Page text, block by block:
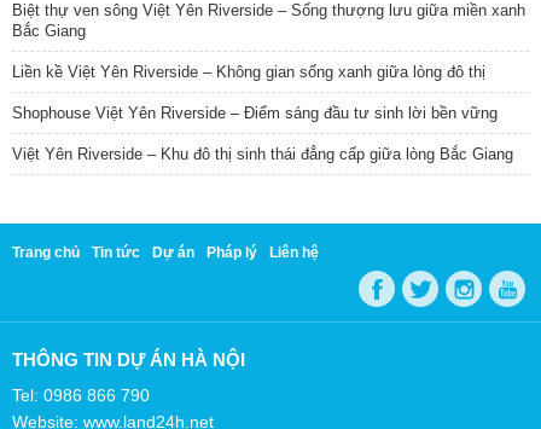
Biệt thự ven sông Việt Yên Riverside – Sống thượng lưu giữa miền xanh
Bắc Giang
Liền kề Việt Yên Riverside – Không gian sống xanh giữa lòng đô thị
Shophouse Việt Yên Riverside – Điểm sáng đầu tư sinh lời bền vững
Việt Yên Riverside – Khu đô thị sinh thái đẳng cấp giữa lòng Bắc Giang
Trang chủ Tin tức Dự án Pháp lý Liên hệ
THÔNG TIN DỰ ÁN HÀ NỘI
Tel: 0986 866 790
Website: www.land24h.net